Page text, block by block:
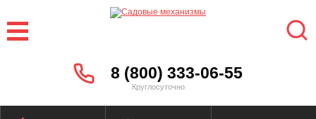
8 (800) 333-06-55
Круглосуточно